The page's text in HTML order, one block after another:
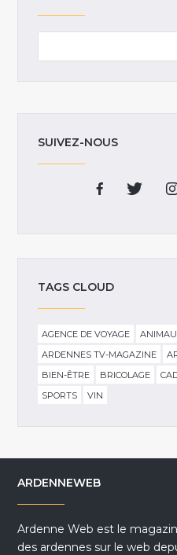
SUIVEZ-NOUS
TAGS CLOUD
AGENCE DE VOYAGE
ARDENNES TV-MAGAZINE
BIEN-ÊTRE
BRICOLAGE
SPORTS
VIN
ARDENNEWEB
Ardenne Web est le
des ardennes sur le web